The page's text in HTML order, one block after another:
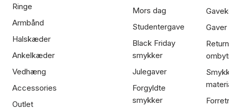
Ringe
Armbånd
Halskæder
Ankelkæder
Vedhæng
Accessories
Outlet
Mors dag
Studentergave
Black Friday
smykker
Julegaver
Forgyldte
smykker